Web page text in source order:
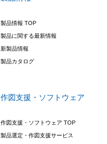
製品情報 TOP
製品に関する最新情報
新製品情報
製品カタログ
作図支援・ソフトウェア
作図支援・ソフトウェア TOP
製品選定・作図支援サービス